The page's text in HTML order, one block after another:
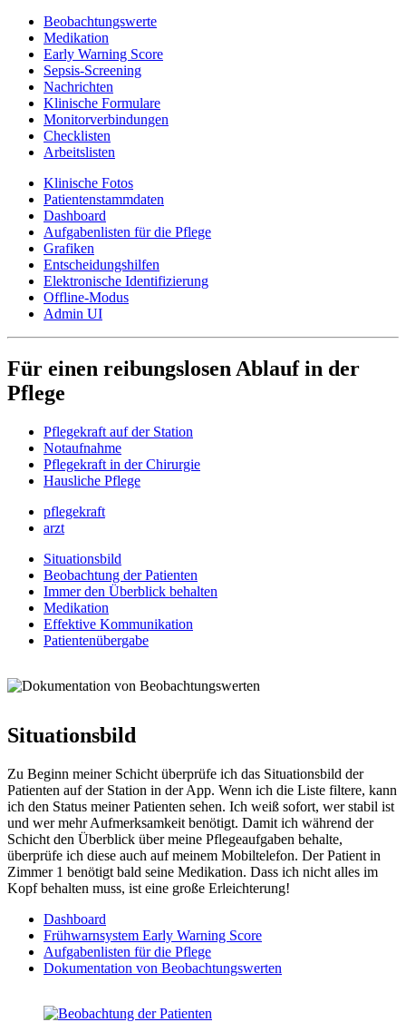
Beobachtungswerte
Medikation
Early Warning Score
Sepsis-Screening
Nachrichten
Klinische Formulare
Monitorverbindungen
Checklisten
Arbeitslisten
Klinische Fotos
Patientenstammdaten
Dashboard
Aufgabenlisten für die Pflege
Grafiken
Entscheidungshilfen
Elektronische Identifizierung
Offline-Modus
Admin UI
Für einen reibungslosen Ablauf in der
Pflege
Pflegekraft auf der Station
Notaufnahme
Pflegekraft in der Chirurgie
Hausliche Pflege
pflegekraft
arzt
Situationsbild
Beobachtung der Patienten
Immer den Überblick behalten
Medikation
Effektive Kommunikation
Patientenübergabe
Situationsbild
Zu Beginn meiner Schicht überprüfe ich das Situationsbild der
Patienten auf der Station in der App. Wenn ich die Liste filtere, kann
ich den Status meiner Patienten sehen. Ich weiß sofort, wer stabil ist
und wer mehr Aufmerksamkeit benötigt. Damit ich während der
Schicht den Überblick über meine Pflegeaufgaben behalte,
überprüfe ich diese auch auf meinem Mobiltelefon. Der Patient in
Zimmer 1 benötigt bald seine Medikation. Dass ich nicht alles im
Kopf behalten muss, ist eine große Erleichterung!
Dashboard
Frühwarnsystem Early Warning Score
Aufgabenlisten für die Pflege
Dokumentation von Beobachtungswerten